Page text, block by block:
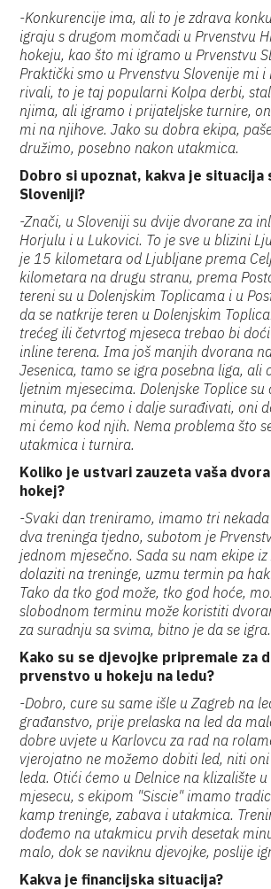
-Konkurencije ima, ali to je zdrava
igraju s drugom momčadi u Prvenstvu
hokeju, kao što mi igramo u Prvenstvu
Praktički smo u Prvenstvu Slovenije mi
rivali, to je taj popularni Kolpa derbi,
njima, ali igramo i prijateljske turnire,
mi na njihove. Jako su dobra ekipa,
družimo, posebno nakon utakmica.
Dobro si upoznat, kakva je situacija
Sloveniji?
-Znači, u Sloveniji su dvije dvorane za
Horjulu i u Lukovici. To je sve u blizini
je 15 kilometara od Ljubljane prema
kilometara na drugu stranu, prema
tereni su u Dolenjskim Toplicama i u
da se natkrije teren u Dolenjskim
trećeg ili četvrtog mjeseca trebao bi
inline terena. Ima još manjih dvorana
Jesenica, tamo se igra posebna liga, ali
ljetnim mjesecima. Dolenjske Toplice
minuta, pa ćemo i dalje surađivati, oni
mi ćemo kod njih. Nema problema što
utakmica i turnira.
Koliko je ustvari zauzeta vaša
hokej?
-Svaki dan treniramo, imamo tri
dva treninga tjedno, subotom je
jednom mjesečno. Sada su nam ekipe
dolaziti na treninge, uzmu termin pa
Tako da tko god može, tko god hoće,
slobodnom terminu može koristiti
za suradnju sa svima, bitno je da se igra.
Kako su se djevojke pripremale za
prvenstvo u hokeju na ledu?
-Dobro, cure su same išle u Zagreb na
građanstvo, prije prelaska na led da
dobre uvjete u Karlovcu za rad na
vjerojatno ne možemo dobiti led, niti
leda. Otići ćemo u Delnice na klizalište
mjesecu, s ekipom "Siscie" imamo
kamp treninge, zabava i utakmica.
dođemo na utakmicu prvih desetak
malo, dok se naviknu djevojke, poslije
Kakva je financijska situacija?